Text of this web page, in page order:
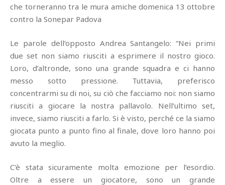
che torneranno tra le mura amiche domenica 13 ottobre
contro la Sonepar Padova
Le parole dell’opposto Andrea Santangelo: “Nei primi
due set non siamo riusciti a esprimere il nostro gioco.
Loro, d’altronde, sono una grande squadra e ci hanno
messo sotto pressione. Tuttavia, preferisco
concentrarmi su di noi, su ciò che facciamo noi: non siamo
riusciti a giocare la nostra pallavolo. Nell’ultimo set,
invece, siamo riusciti a farlo. Si è visto, perché ce la siamo
giocata punto a punto fino al finale, dove loro hanno poi
avuto la meglio.
C’è stata sicuramente molta emozione per l’esordio.
Oltre a essere un giocatore, sono un grande